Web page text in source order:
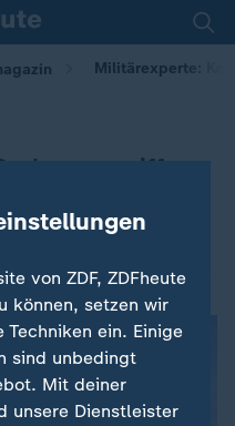
Militärexperte:
|
von ZDF, ZDFheute
können, setzen wir
ein. Einige
sind unbedingt
Mit deiner
unsere Dienstleister